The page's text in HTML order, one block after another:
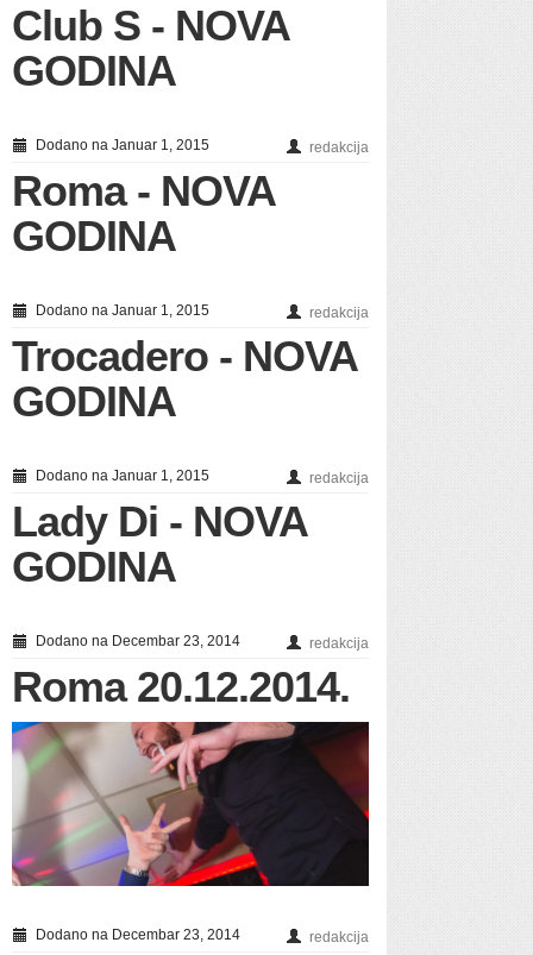
Club S - NOVA
GODINA
Dodano na Januar 1, 2015 redakcija
Roma - NOVA
GODINA
Dodano na Januar 1, 2015 redakcija
Trocadero - NOVA
GODINA
Dodano na Januar 1, 2015 redakcija
Lady Di - NOVA
GODINA
Dodano na Decembar 23, 2014 redakcija
Roma 20.12.2014.
Dodano na Decembar 23, 2014 redakcija